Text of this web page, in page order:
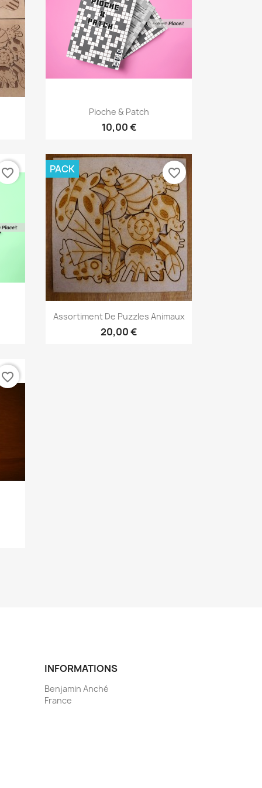
Aperçu rapide
Pioche & Patch
10,00 €
favorite_border
Aperçu rapide
Assortiment De Puzzles Animaux
20,00 €
PACK favorite_border
favorite_border
INFORMATIONS
Benjamin Anché
France